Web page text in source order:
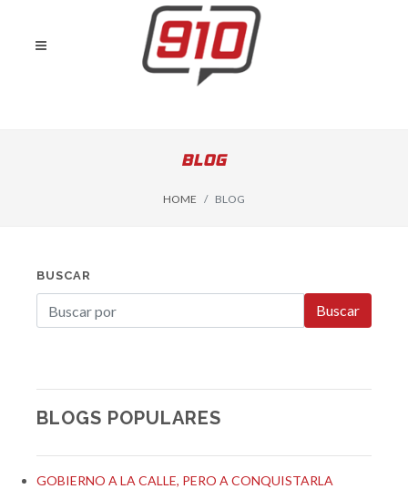
BLOG
HOME BLOG
BUSCAR
Buscar
BLOGS POPULARES
GOBIERNO A LA CALLE, PERO A CONQUISTARLA